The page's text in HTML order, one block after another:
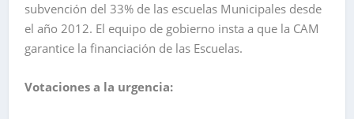
subvención del 33% de las escuelas Municipales desde
el año 2012. El equipo de gobierno insta a que la CAM
garantice la financiación de las Escuelas.
Votaciones a la urgencia: